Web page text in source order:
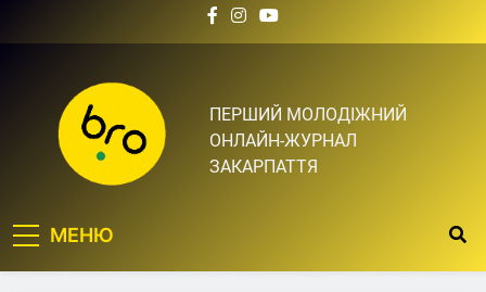
Bro.org.ua | BRO – ЦЕ
ТВІЙ БРО
ПЕРШИЙ МОЛОДІЖНИЙ
ОНЛАЙН-ЖУРНАЛ
ЗАКАРПАТТЯ
МЕНЮ